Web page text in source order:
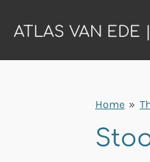
direct
de
ATLAS VAN EDE
Home »